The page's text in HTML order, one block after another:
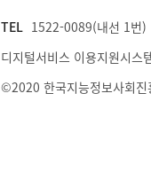
TEL 1522-0089(내선 1번
디지털서비스 이용지원시스
©2020 한국지능정보사회진